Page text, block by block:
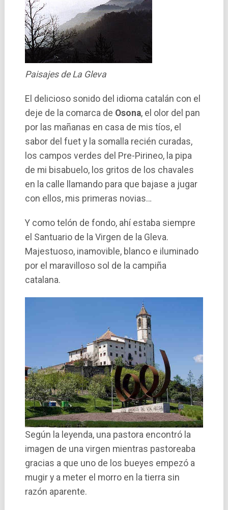
Paisajes de La Gleva
El delicioso sonido del idioma catalán con el
deje de la comarca de Osona, el olor del pan
por las mañanas en casa de mis tí­os, el
sabor del fuet y la somalla recién curadas,
los campos verdes del Pre-Pirineo, la pipa
de mi bisabuelo, los gritos de los chavales
en la calle llamando para que bajase a jugar
con ellos, mis primeras novias…
Y como telón de fondo, ahí estaba siempre
el Santuario de la Virgen de la Gleva.
Majestuoso, inamovible, blanco e iluminado
por el maravilloso sol de la campiña
catalana.
Según la leyenda, una pastora encontró la
imagen de una virgen mientras pastoreaba
gracias a que uno de los bueyes empezó a
mugir y a meter el morro en la tierra sin
razón aparente.